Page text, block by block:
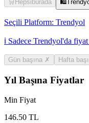
🛒 Hepsiburada 🛍️
Seçili Platform: Trendyol
ℹ️ Sadece Trendyol'da
Gün başına ✗ Hafta
Yıl Başına Fiyatlar
Min Fiyat
146.50 TL